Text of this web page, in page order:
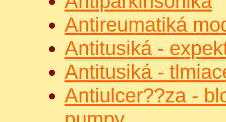
Antireumatiká
Antitusiká -
Antitusiká -
Antiulcer??za -